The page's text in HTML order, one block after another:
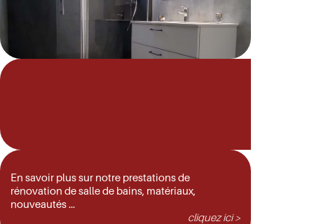
En savoir plus sur notre prestations de
rénovation de salle de bains, matériaux,
nouveautés …
cliquez ici >